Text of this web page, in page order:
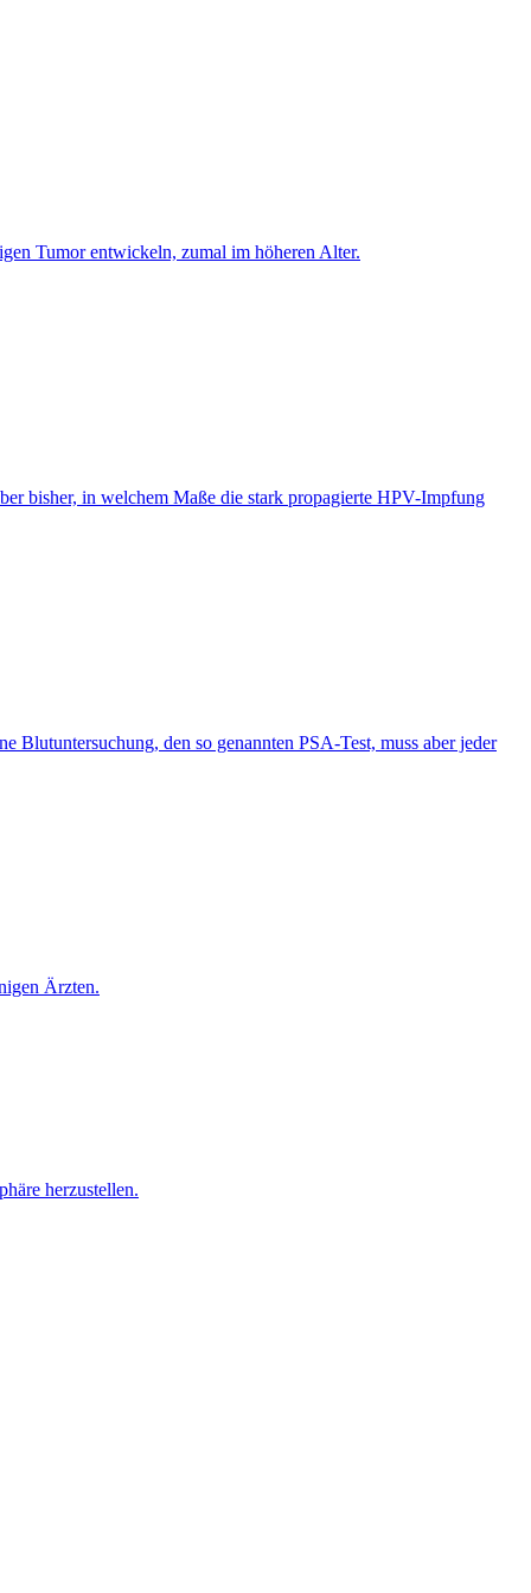
Tumor entwickeln, zumal im höheren Alter.
bisher, in welchem Maße die stark propagierte HPV-Impfung
Blutuntersuchung, den so genannten PSA-Test, muss aber jeder
Ärzten.
herzustellen.